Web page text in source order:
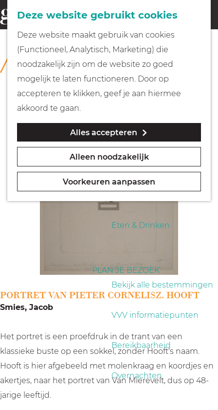
Deze website gebruikt cookies
Deze website maakt gebruik van cookies
(Functioneel, Analytisch, Marketing) die
noodzakelijk zijn om de website zo goed
mogelijk te laten functioneren. Door op
accepteren te klikken, geef je aan hiermee
akkoord te gaan.
Alles accepteren
Alleen noodzakelijk
Voorkeuren aanpassen
G
a
Fietsen
Wandelen
Geocachen
Naar het museum
Eten & Drinken
PLAN JE BEZOEK
Bekijk alle bestemmingen
VVV informatiepunten
Bereikbaarheid
Overnachten
o
e
k
e
n
COLLECTIE
Rijksmuseum Muiderslot
PORTRET VAN PIETER CORNELISZ. HOOFT
Smies, Jacob
Het portret is een proefdruk in de trant van een
klassieke buste op een sokkel, zonder Hooft's naam.
Hooft is hier afgebeeld met molenkraag en koordjes en
akertjes, naar het portret van Van Mierevelt, dus op 48-
jarige leeftijd.